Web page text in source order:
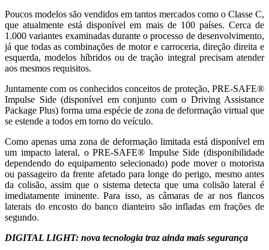
Poucos modelos são vendidos em tantos mercados como o Classe C,
que atualmente está disponível em mais de 100 países. Cerca de
1.000 variantes examinadas durante o processo de desenvolvimento,
já que todas as combinações de motor e carroceria, direção direita e
esquerda, modelos híbridos ou de tração integral precisam atender
aos mesmos requisitos.
Juntamente com os conhecidos conceitos de proteção, PRE-SAFE®
Impulse Side (disponível em conjunto com o Driving Assistance
Package Plus) forma uma espécie de zona de deformação virtual que
se estende a todos em torno do veículo.
Como apenas uma zona de deformação limitada está disponível em
um impacto lateral, o PRE-SAFE® Impulse Side (disponibilidade
dependendo do equipamento selecionado) pode mover o motorista
ou passageiro da frente afetado para longe do perigo, mesmo antes
da colisão, assim que o sistema detecta que uma colisão lateral é
imediatamente iminente. Para isso, as câmaras de ar nos flancos
laterais do encosto do banco dianteiro são infladas em frações de
segundo.
DIGITAL LIGHT: nova tecnologia traz ainda mais segurança